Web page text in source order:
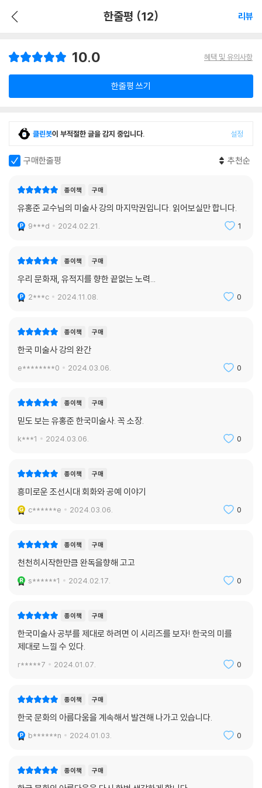
한줄평 (12) 리뷰
10.0 혜택 및 유의사항
한줄평 쓰기
클린봇이 부적절한 글을 감지 중입니다. 설정
구매한줄평 추천순
종이책 구매
유홍준 교수님의 미술사 강의 마지막권입니다. 읽어보실만 합니다.
9***d 2024.02.21. 1
종이책 구매
우리 문화재, 유적지를 향한 끝없는 노력...
2***c 2024.11.08. 0
종이책 구매
한국 미술사 강의 완간
e********0 2024.03.06. 0
종이책 구매
믿도 보는 유홍준 한국미술사. 꼭 소장.
k***1 2024.03.06. 0
종이책 구매
흥미로운 조선시대 회화와 공예 이야기
c******e 2024.03.06. 0
종이책 구매
천천히시작한만큼 완독을향해 고고
s******1 2024.02.17. 0
종이책 구매
한국미술사 공부를 제대로 하려면 이 시리즈를 보자! 한국의 미를
제대로 느낄 수 있다.
r*****7 2024.01.07. 0
종이책 구매
한국 문화의 아름다움을 계속해서 발견해 나가고 있습니다.
b******n 2024.01.03. 0
종이책 구매